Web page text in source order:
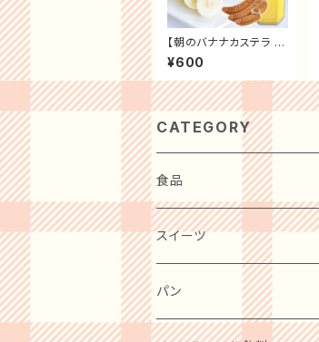
【朝のバナナカステラ 5
本 かわいいギフトボック
ス入り】 バナナピューレ
入り白餡 バナナ カステ
ラ 洋菓子 カステラ お菓
子 おやつ スイーツ ギフ
ト 誕生日 プレゼント 贈
り物 お祝い お礼 リマ
¥600
CATEGORY
食品
肉・肉加工品
惣菜・レトルト・冷凍
麺類
スイーツ
洋菓子
パン